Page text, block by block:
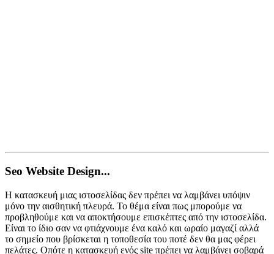
Seo Website Design...
Η κατασκευή μιας ιστοσελίδας δεν πρέπει να λαμβάνει υπόψιν
μόνο την αισθητική πλευρά. Το θέμα είναι πως μπορούμε να
προβληθούμε και να αποκτήσουμε επισκέπτες από την ιστοσελίδα.
Είναι το ίδιο σαν να φτιάχνουμε ένα καλό και ωραίο μαγαζί αλλά
το σημείο που βρίσκεται η τοποθεσία του ποτέ δεν θα μας φέρει
πελάτες. Οπότε η κατασκευή ενός site πρέπει να λαμβάνει σοβαρά